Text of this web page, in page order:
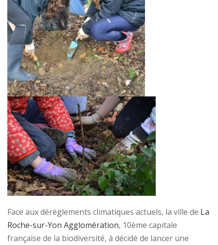
Face aux dérèglements climatiques actuels, la ville de La
Roche-sur-Yon Agglomération, 10ème capitale
française de la biodiversité, à décidé de lancer une